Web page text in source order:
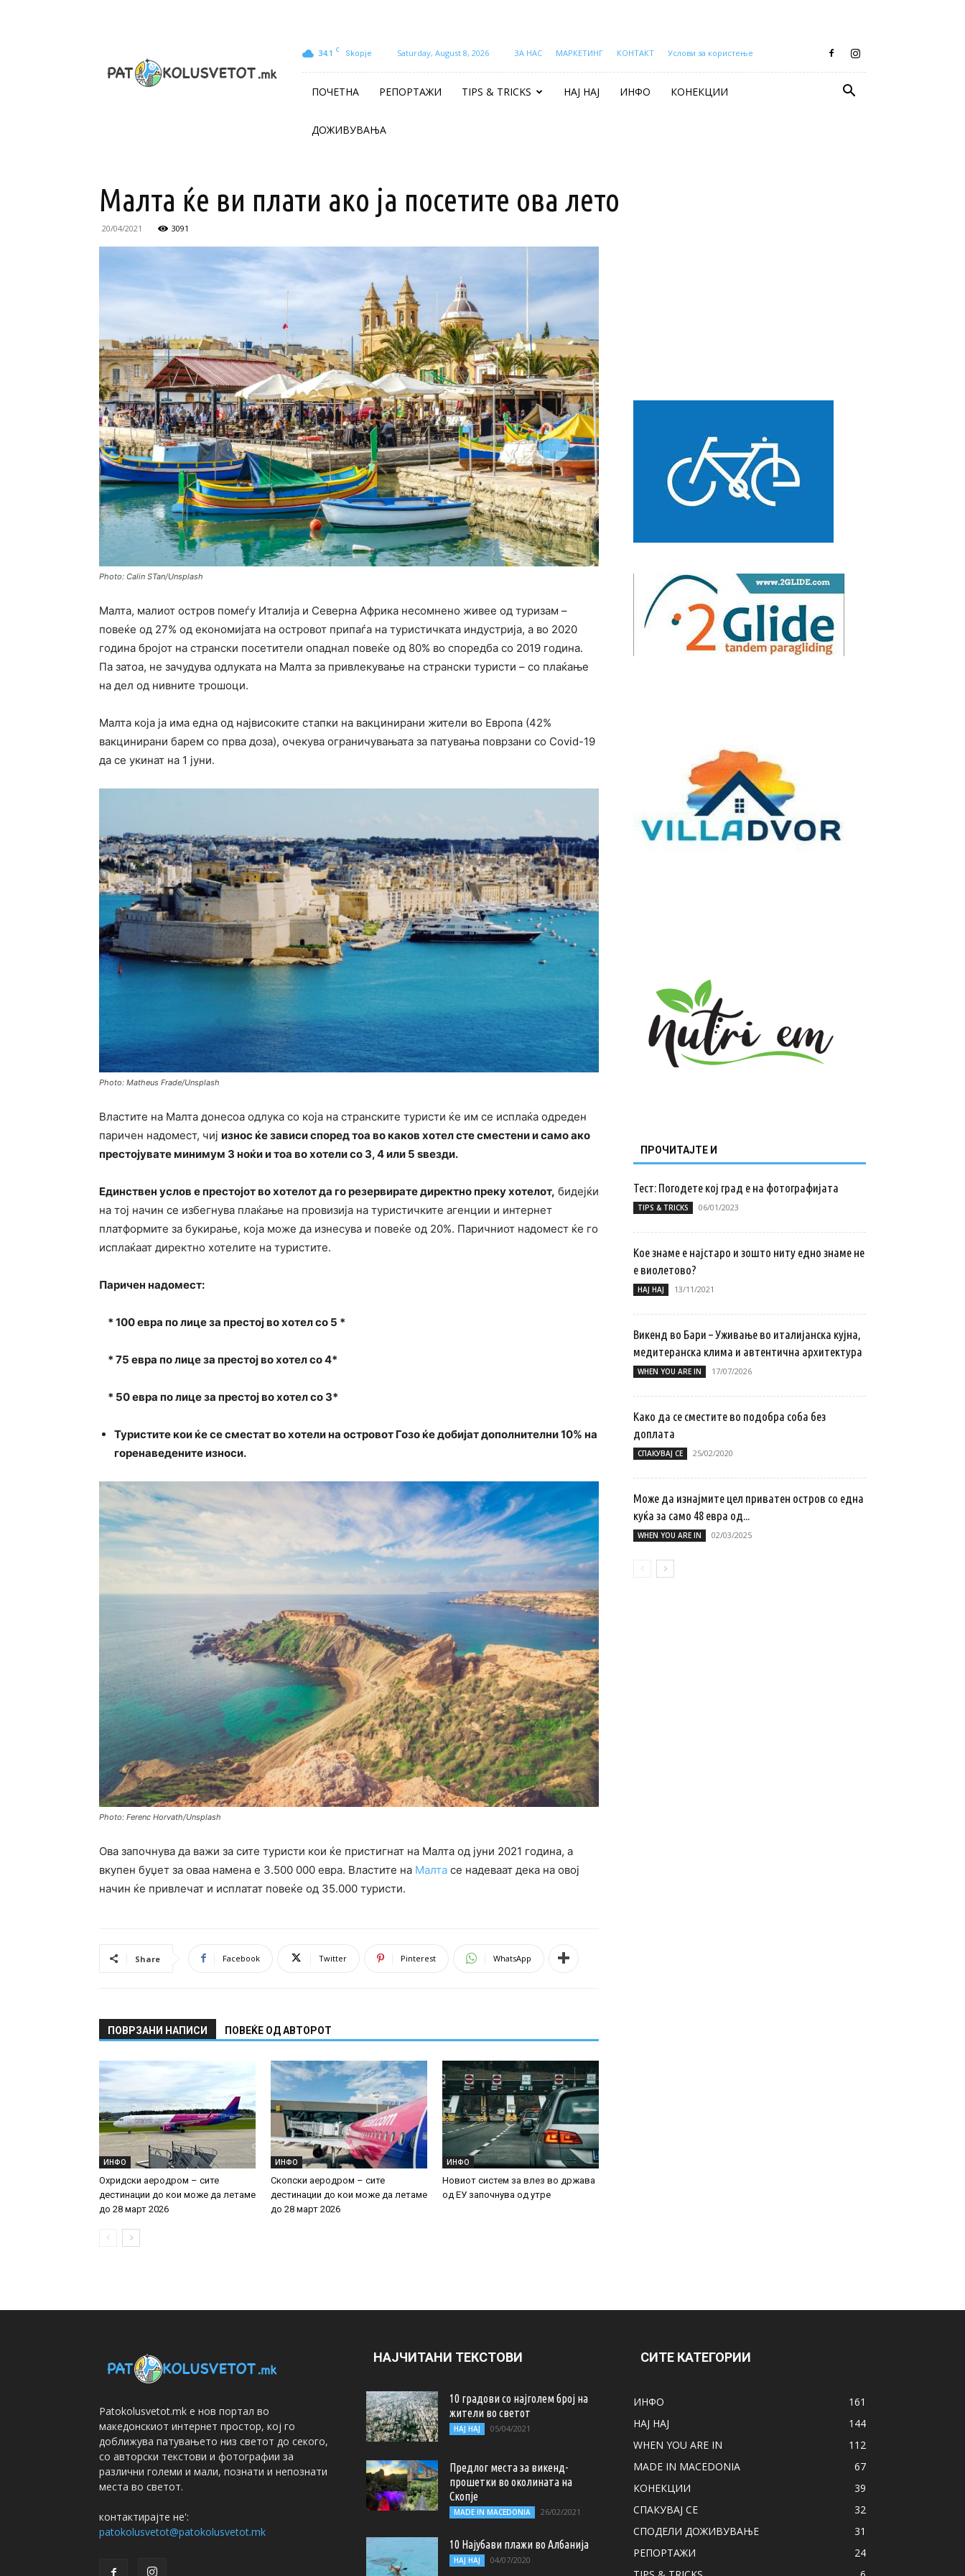
34.1 C Skopje Saturday, August 8, 2026 ЗА НАС МАРКЕТИНГ КОНТАКТ Услови за користење
ПОЧЕТНА РЕПОРТАЖИ TIPS & TRICKS НАЈ НАЈ ИНФО КОНЕКЦИИ
ДОЖИВУВАЊА
Малта ќе ви плати ако ја посетите ова лето
20/04/2021 3091
Photo: Calin STan/Unsplash
Малта, малиот остров помеѓу Италија и Северна Африка несомнено живее од туризам –
повеќе од 27% од економијата на островот припаѓа на туристичката индустрија, а во 2020
година бројот на странски посетители опаднал повеќе од 80% во споредба со 2019 година.
Па затоа, не зачудува одлуката на Малта за привлекување на странски туристи – со плаќање
на дел од нивните трошоци.
Малта која ја има една од највисоките стапки на вакцинирани жители во Европа (42%
вакцинирани барем со прва доза), очекува ограничувањата за патувања поврзани со Covid-19
да се укинат на 1 јуни.
Photo: Matheus Frade/Unsplash
Властите на Малта донесоа одлука со која на странските туристи ќе им се исплаќа одреден
паричен надомест, чиј износ ќе зависи според тоа во каков хотел сте сместени и само ако
престојувате минимум 3 ноќи и тоа во хотели со 3, 4 или 5 ѕвезди.
Единствен услов е престојот во хотелот да го резервирате директно преку хотелот, бидејќи
на тој начин се избегнува плаќање на провизија на туристичките агенции и интернет
платформите за букирање, која може да изнесува и повеќе од 20%. Паричниот надомест ќе го
исплаќаат директно хотелите на туристите.
Паричен надомест:
* 100 евра по лице за престој во хотел со 5 *
* 75 евра по лице за престој во хотел со 4*
* 50 евра по лице за престој во хотел со 3*
Туристите кои ќе се сместат во хотели на островот Гозо ќе добијат дополнителни 10% на
горенаведените износи.
Photo: Ferenc Horvath/Unsplash
Ова започнува да важи за сите туристи кои ќе пристигнат на Малта од јуни 2021 година, а
вкупен буџет за оваа намена е 3.500 000 евра. Властите на Малта се надеваат дека на овој
начин ќе привлечат и исплатат повеќе од 35.000 туристи.
Share Facebook Twitter Pinterest WhatsApp
ПОВРЗАНИ НАПИСИ ПОВЕЌЕ ОД АВТОРОТ
ИНФО
Охридски аеродром – сите
дестинации до кои може да летаме
до 28 март 2026
ИНФО
Скопски аеродром – сите
дестинации до кои може да летаме
до 28 март 2026
ИНФО
Новиот систем за влез во држава
од ЕУ започнува од утре
ПРОЧИТАЈТЕ И
Тест: Погодете кој град е на фотографијата
TIPS & TRICKS 06/01/2023
Кое знаме е најстаро и зошто ниту едно знаме не
е виолетово?
НАЈ НАЈ 13/11/2021
Викенд во Бари – Уживање во италијанска кујна,
медитеранска клима и автентична архитектура
WHEN YOU ARE IN 17/07/2026
Како да се сместите во подобра соба без
доплата
СПАКУВАЈ СЕ 25/02/2020
Може да изнајмите цел приватен остров со една
куќа за само 48 евра од...
WHEN YOU ARE IN 02/03/2025
Patokolusvetot.mk е нов портал во
македонскиот интернет простор, кој го
доближува патувањето низ светот до секого,
со авторски текстови и фотографии за
различни големи и мали, познати и непознати
места во светот.
контактирајте не':
patokolusvetot@patokolusvetot.mk
НАЈЧИТАНИ ТЕКСТОВИ
10 градови со најголем број на
жители во светот
НАЈ НАЈ 05/04/2021
Предлог места за викенд-
прошетки во околината на
Скопје
MADE IN MACEDONIA 26/02/2021
10 Најубави плажи во Албанија
НАЈ НАЈ 04/07/2020
СИТЕ КАТЕГОРИИ
ИНФО
161
НАЈ НАЈ
144
WHEN YOU ARE IN
112
MADE IN MACEDONIA
67
КОНЕКЦИИ
39
СПАКУВАЈ СЕ
32
СПОДЕЛИ ДОЖИВУВАЊЕ
31
РЕПОРТАЖИ
24